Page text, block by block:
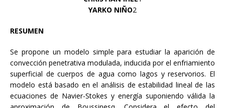
YARKO NIÑO2
RESUMEN
Se propone un modelo simple para estudiar la aparición de
convección penetrativa modulada, inducida por el enfriamiento
superficial de cuerpos de agua como lagos y reservorios. El
modelo está basado en el análisis de estabilidad lineal de las
ecuaciones de Navier-Stokes y energía suponiendo válida la